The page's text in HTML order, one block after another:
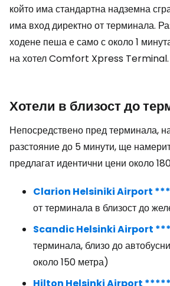
който има стандартна надземна
има вход директно от терминала.
ходене пеша е само с около 1
на хотел Comfort Xpress Terminal.
Хотели в близост до
Непосредствено пред терминала,
разстояние до 5 минути, ще
предлагат идентични цени около
Clarion Helsiniki Airport
от терминала в близост до
Scandic Helsinki Airport
терминала, близо до
около 150 метра)